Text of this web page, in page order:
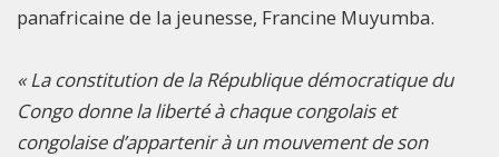
panafricaine de la jeunesse, Francine Muyumba.
« La constitution de la République démocratique du
Congo donne la liberté à chaque congolais et
congolaise d’appartenir à un mouvement de son